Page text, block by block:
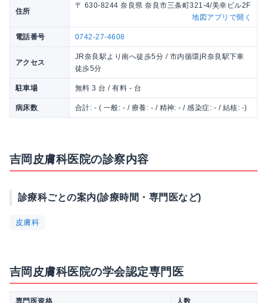
住所
〒 630-8244 奈良県 奈良市三条町321-4/美幸ビル2F
地図アプリで開く
電話番号 0742-27-4608
アクセス
JR奈良駅より南へ徒歩5分 / 市内循環jR奈良駅下車
徒歩5分
駐車場 無料 3 台 / 有料 - 台
病床数 合計: - ( 一般: - / 療養: - / 精神: - / 感染症: - / 結核: -)
吉岡皮膚科医院の診察内容
診療科ごとの案内(診療時間・専門医など)
皮膚科
吉岡皮膚科医院の学会認定専門医
専門医資格 人数